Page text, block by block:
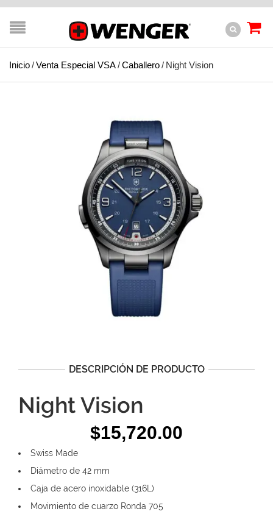
Inicio/Venta Especial VSA/Caballero/ Night Vision
DESCRIPCIÓN DE PRODUCTO
Night Vision
$15,720.00
Swiss Made
Diámetro de 42 mm
Caja de acero inoxidable (316L)
Movimiento de cuarzo Ronda 705